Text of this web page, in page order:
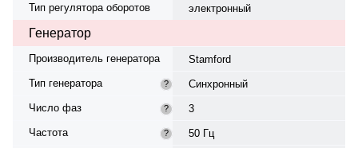
Тип регулятора оборотов электронный
Генератор
Производитель генератора
Stamford
Тип генератора
?
Синхронный
Число фаз
?
3
Частота
?
50 Гц